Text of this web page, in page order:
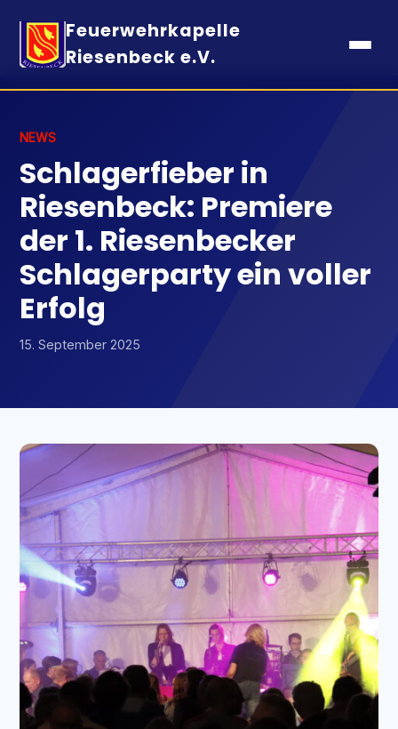
Feuerwehrkapelle
Riesenbeck e.V.
NEWS
Schlagerfieber in
Riesenbeck: Premiere
der 1. Riesenbecker
Schlagerparty ein voller
Erfolg
15. September 2025